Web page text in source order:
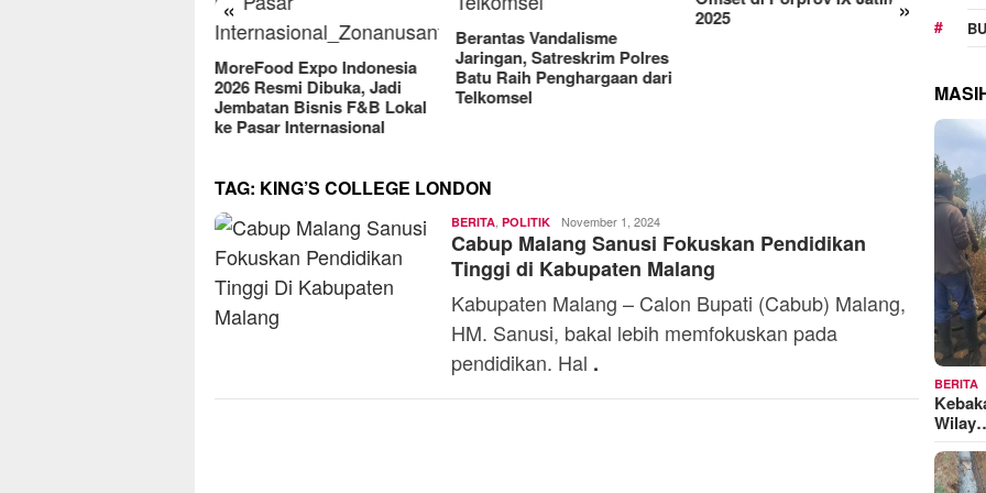
« »
Berantas Vandalisme
Jaringan, Satreskrim Polres
Batu Raih Penghargaan dari
Telkomsel
2025
Manjakan Pelanggan,
RAT
TAG: KING’S COLLEGE LONDON
BERITA POLITIK Toski
Dermaleksana
November 1, 2024
Cabup Malang Sanusi Fokuskan Pendidikan
Tinggi di Kabupaten Malang
Kabupaten Malang – Calon Bupati (Cabub) Malang,
HM. Sanusi, bakal lebih memfokuskan pada
pendidikan. Hal .
BERITA